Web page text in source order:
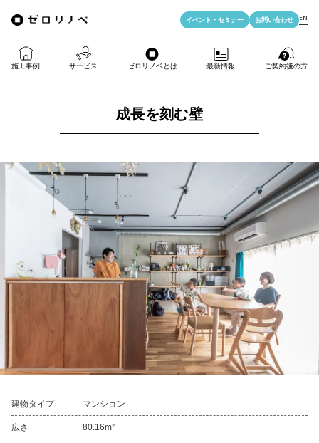
施工事例 サービス
物件購入＋リノベ
物件購入
売却・住み替え
法人向けリノベ
リノベ料金プラン
ゼロリノベとは
ゼロリノベの特徴
ゼロリノベの安心予算
満足度アンケート
メディア掲載
最新情報
イベント・セミナー
資料ダウンロード
よくある質問
ご契約後の方
LIFE PASSPORT
イベント・ セミナー お問い合わせ EN
成長を刻む壁
建物タイプ マンション
広さ 80.16m²